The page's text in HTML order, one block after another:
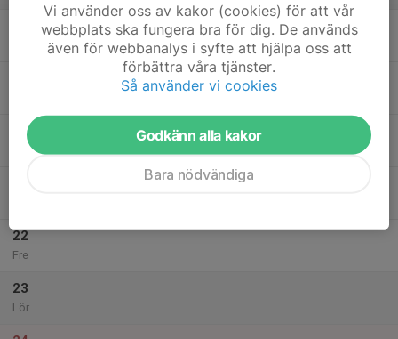
20
Ons
22
Fre
23
Lör
Vi använder oss av kakor (cookies) för att vår
webbplats ska fungera bra för dig. De används
även för webbanalys i syfte att hjälpa oss att
förbättra våra tjänster.
Så använder vi cookies
Godkänn alla kakor
Bara nödvändiga